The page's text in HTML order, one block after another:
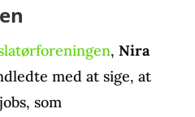
, Nira
med at sige, at
som